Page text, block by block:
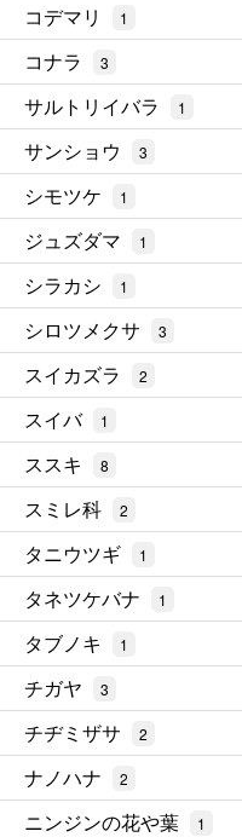
コデマリ 1
コナラ 3
サルトリイバラ 1
サンショウ 3
シモツケ 1
ジュズダマ 1
シラカシ 1
シロツメクサ 3
スイカズラ 2
スイバ 1
ススキ 8
スミレ科 2
タニウツギ 1
タネツケバナ 1
タブノキ 1
チガヤ 3
チヂミザサ 2
ナノハナ 2
ニンジンの花や葉 1